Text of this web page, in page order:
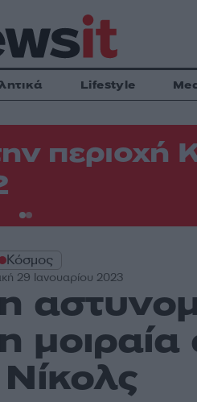
Lifestyle
Κόσμος
29 Ιανουαρίου 2023